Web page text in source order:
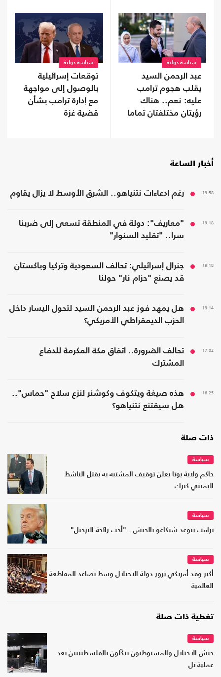
سياسة دولية
عبد الرحمن السيد
يقلب هجوم ترامب
عليه: نعم.. هناك
رؤيتان مختلفتان تماما
سياسة دولية
توقعات إسرائيلية
بالوصول إلى مواجهة
مع إدارة ترامب بشأن
قضية غزة
أخبار الساعة
19:58 رغم ادعاءات نتنياهو.. الشرق الأوسط لا يزال يقاوم
19:18
"معاريف": دولة في المنطقة تسعى إلى ضربنا
سرا.. "تقليد السنوار"
19:18
جنرال إسرائيلي: تحالف السعودية وتركيا وباكستان
قد يصنع "حزام نار" حولنا
19:14
هل يمهد فوز عبد الرحمن السيد لتحول اليسار داخل
الحزب الديمقراطي الأمريكي؟
17:02
تحالف الضرورة.. اتفاق مكة المكرمة للدفاع
المشترك
16:25
هذه صيغة ويتكوف وكوشنر لنزع سلاح "حماس"..
هل سيقتنع نتنياهو؟
ذات صلة
سياسة
حاكم ولاية يوتا يعلن توقيف المشتبه به بقتل الناشط
اليميني كيرك
سياسة
ترامب يتوعد شيكاغو بالجيش.. "أحب رائحة الترحيل"
سياسة
أكبر وفد أمريكي يزور دولة الاحتلال وسط تصاعد المقاطعة
العالمية
تغطية ذات صلة
سياسة
جيش الاحتلال والمستوطنون ينكّلون بالفلسطينيين بعد
عملية تل